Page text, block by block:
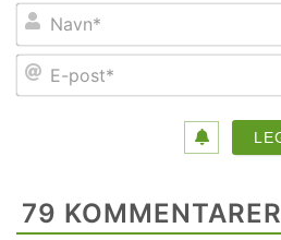
79 KOMMENTARER